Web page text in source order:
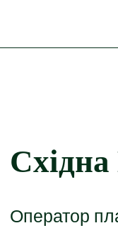
Оператор